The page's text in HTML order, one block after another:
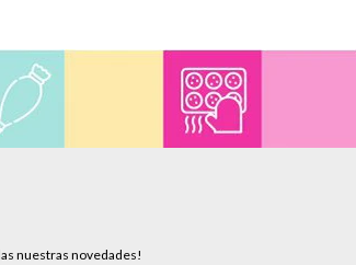
nuestras novedades!